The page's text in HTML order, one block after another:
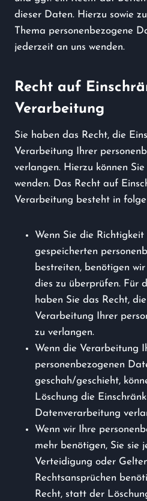
dieser Daten. Hierzu sowie
Thema personenbezogene
jederzeit an uns wenden.
Recht auf
Verarbeitung
Sie haben das Recht, die
Verarbeitung Ihrer
verlangen. Hierzu können
wenden. Das Recht auf
Verarbeitung besteht in
Wenn Sie die Richtigkeit
gespeicherten
bestreiten, benötigen
dies zu überprüfen. Für
haben Sie das Recht,
Verarbeitung Ihrer
zu verlangen.
Wenn die Verarbeitung
personenbezogenen
geschah/geschieht,
Löschung die
Datenverarbeitung
Wenn wir Ihre
mehr benötigen, Sie sie
Verteidigung oder
Rechtsansprüchen
Recht, statt der